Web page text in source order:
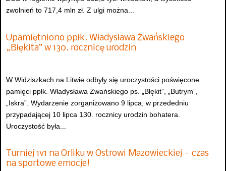
zwolnień to 717,4 mln zł. Z ulgi można...
Upamiętniono ppłk. Władysława Żwańskiego
„Błękita” w 130. rocznicę urodzin
W Widziszkach na Litwie odbyły się uroczystości poświęcone
pamięci ppłk. Władysława Żwańskiego ps. „Błękit”, „Butrym”,
„Iskra”. Wydarzenie zorganizowano 9 lipca, w przededniu
przypadającej 10 lipca 130. rocznicy urodzin bohatera.
Uroczystość była...
Turniej 1v1 na Orliku w Ostrowi Mazowieckiej – czas
na sportowe emocje!